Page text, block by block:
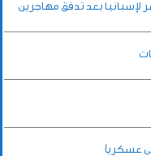
بعد تدفق مهاجرين
عسكرياً